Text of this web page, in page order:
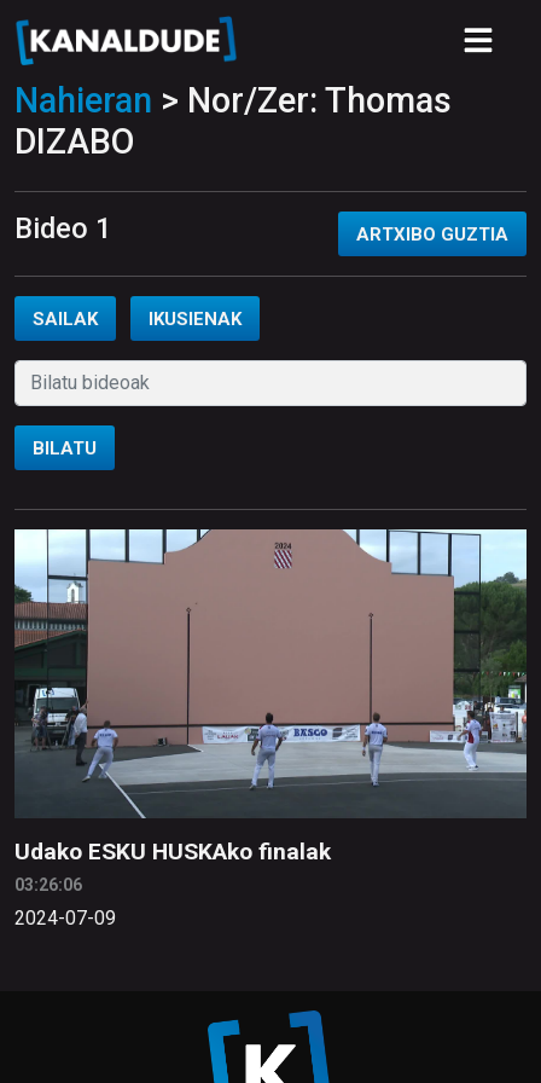
Nahieran > Nor/Zer: Thomas
DIZABO
Bideo 1 ARTXIBO GUZTIA
SAILAK IKUSIENAK
BILATU
Udako ESKU HUSKAko finalak
03:26:06
2024-07-09